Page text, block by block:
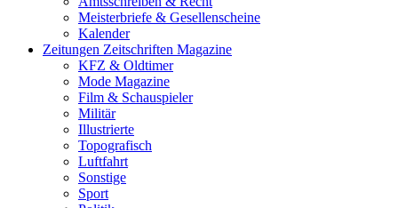
Meisterbriefe & Gesellenscheine
Kalender
Zeitungen Zeitschriften Magazine
KFZ & Oldtimer
Mode Magazine
Film & Schauspieler
Militär
Illustrierte
Topografisch
Luftfahrt
Sonstige
Sport